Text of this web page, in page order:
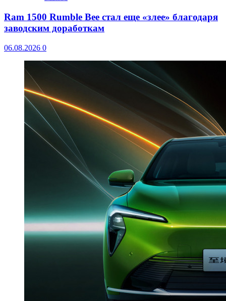
Ram 1500 Rumble Bee стал еще «злее» благодаря
заводским доработкам
06.08.2026 0